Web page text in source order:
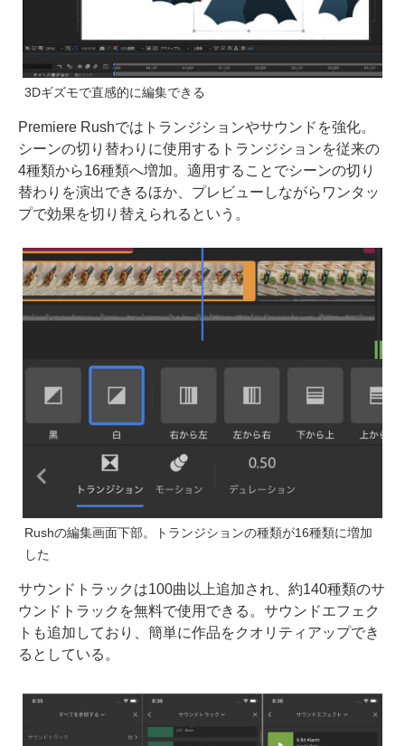
3Dギズモで直感的に編集できる
Premiere Rushではトランジションやサウンドを強化。
シーンの切り替わりに使用するトランジションを従来の
4種類から16種類へ増加。適用することでシーンの切り
替わりを演出できるほか、プレビューしながらワンタッ
プで効果を切り替えられるという。
Rushの編集画面下部。トランジションの種類が16種類に増加
した
サウンドトラックは100曲以上追加され、約140種類のサ
ウンドトラックを無料で使用できる。サウンドエフェク
トも追加しており、簡単に作品をクオリティアップでき
るとしている。